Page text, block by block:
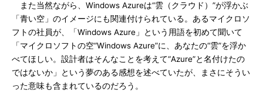
また当然ながら、Windows Azureは“雲（クラウド）”が浮かぶ
「青い空」のイメージにも関連付けられている。あるマイクロソ
フトの社員が、「Windows Azure」という用語を初めて聞いて
「マイクロソフトの空“Windows Azure”に、あなたの“雲”を浮か
べてほしい。設計者はそんなことを考えて“Azure”と名付けたの
ではないか」という夢のある感想を述べていたが、まさにそうい
った意味も含まれているのだろう。